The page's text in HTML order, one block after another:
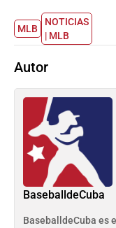
MLB
NOTICIAS
| MLB
Autor
BaseballdeCuba
BaseballdeCuba es